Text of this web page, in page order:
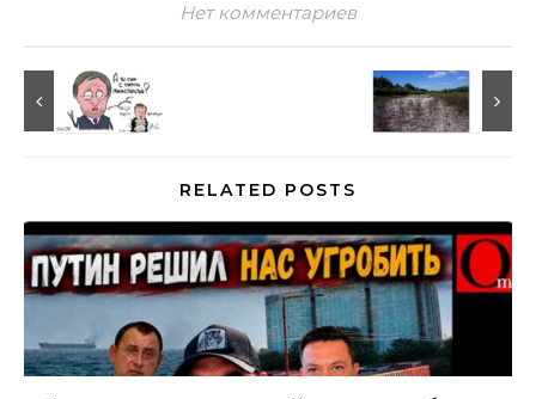
Нет комментариев
RELATED POSTS